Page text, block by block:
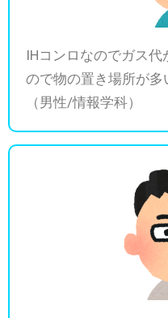
IHコンロなのでガス
ので物の置き場所が多
（男性/情報学科）